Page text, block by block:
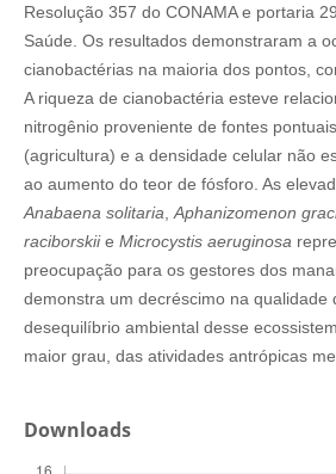
Resolução 357 do CONAMA e portaria
Saúde. Os resultados demonstraram a
cianobactérias na maioria dos pontos,
A riqueza de cianobactéria esteve
nitrogênio proveniente de fontes
(agricultura) e a densidade celular não
ao aumento do teor de fósforo. As
Anabaena solitaria Aphanizomenon
raciborskiie Microcystis aeruginosa
preocupação para os gestores dos
demonstra um decréscimo na qualidade
desequilíbrio ambiental desse
maior grau, das atividades antrópicas
Downloads